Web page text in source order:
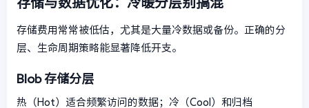
存储费用常常被低估，尤其是大量冷数据或备份。正确的分
层、生命周期策略能显著降低开支。
Blob 存储分层
热（Hot）适合频繁访问的数据；冷（Cool）和归档